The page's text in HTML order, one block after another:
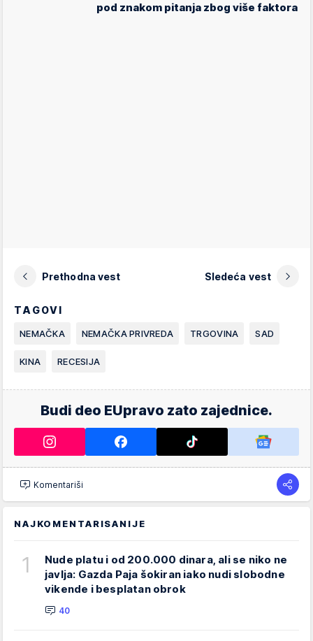
pod znakom pitanja zbog više faktora
Prethodna vest Sledeća vest
TAGOVI
NEMAČKA NEMAČKA PRIVREDA TRGOVINA SAD
KINA RECESIJA
Budi deo EUpravo zato zajednice.
Komentariši
NAJKOMENTARISANIJE
1
Nude platu i od 200.000 dinara, ali se niko ne
javlja: Gazda Paja šokiran iako nudi slobodne
vikende i besplatan obrok
40